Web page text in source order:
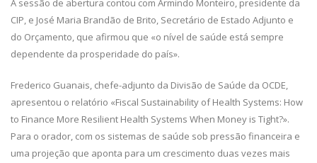
A sessão de abertura contou com Armindo Monteiro, presidente da
CIP, e José Maria Brandão de Brito, Secretário de Estado Adjunto e
do Orçamento, que afirmou que «o nível de saúde está sempre
dependente da prosperidade do país».
Frederico Guanais, chefe-adjunto da Divisão de Saúde da OCDE,
apresentou o relatório «Fiscal Sustainability of Health Systems: How
to Finance More Resilient Health Systems When Money is Tight?».
Para o orador, com os sistemas de saúde sob pressão financeira e
uma projeção que aponta para um crescimento duas vezes mais